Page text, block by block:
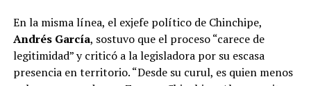
En la misma línea, el exjefe político de Chinchipe,
Andrés García, sostuvo que el proceso “carece de
legitimidad” y criticó a la legisladora por su escasa
presencia en territorio. “Desde su curul, es quien menos